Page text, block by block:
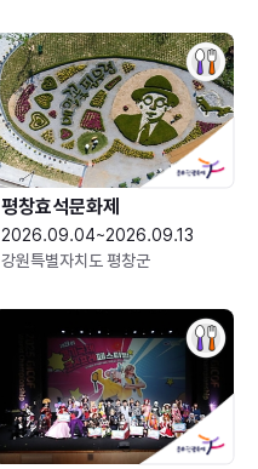
평창효석문화제
2026.09.04~2026.09.13
강원특별자치도 평창군